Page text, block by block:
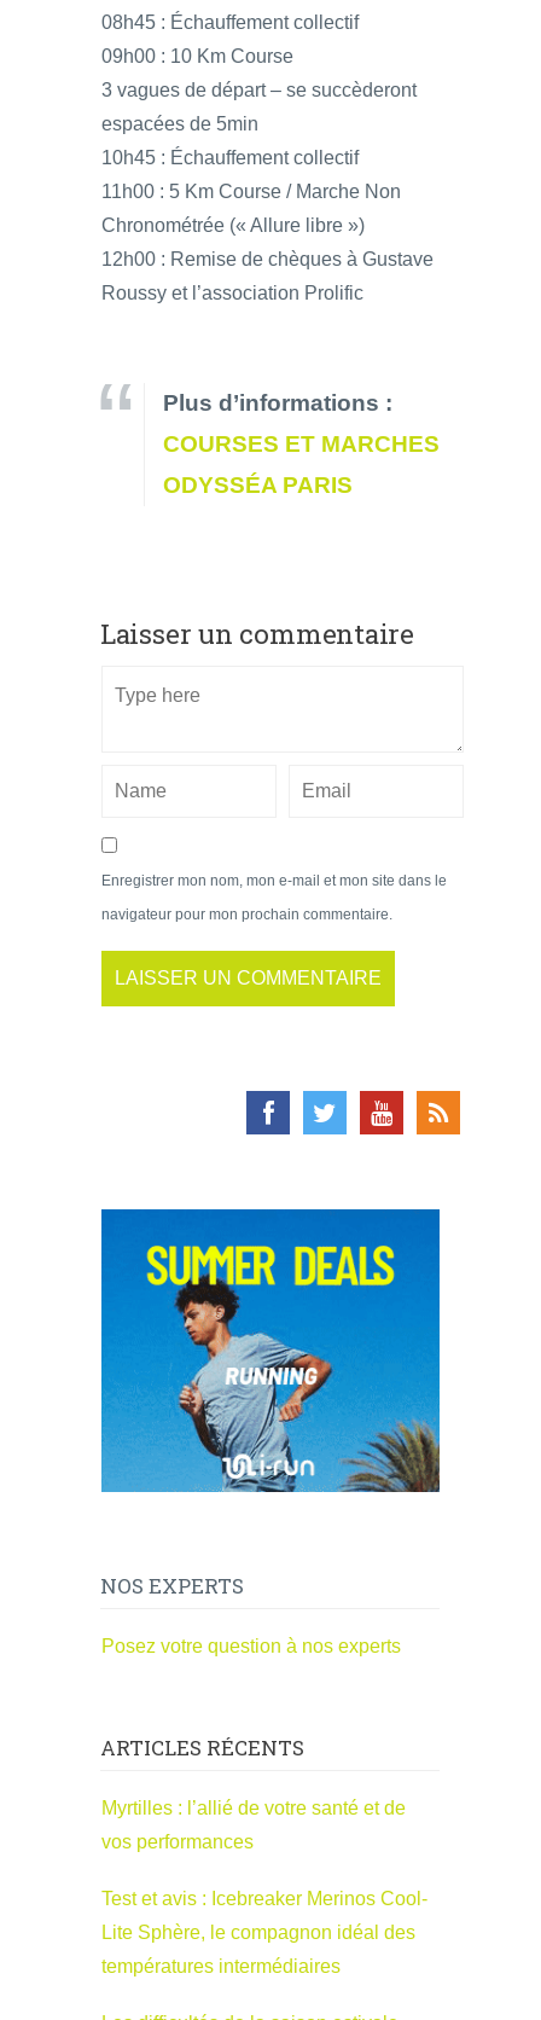
08h45 : Échauffement collectif
09h00 : 10 Km Course
3 vagues de départ – se succèderont
espacées de 5min
10h45 : Échauffement collectif
11h00 : 5 Km Course / Marche Non
Chronométrée (« Allure libre »)
12h00 : Remise de chèques à Gustave
Roussy et l’association Prolific
Plus d’informations :
COURSES ET MARCHES
ODYSSÉA PARIS
Laisser un commentaire
Enregistrer mon nom, mon e-mail et mon site dans le
navigateur pour mon prochain commentaire.
NOS EXPERTS
Posez votre question à nos experts
ARTICLES RÉCENTS
Myrtilles : l’allié de votre santé et de
vos performances
Test et avis : Icebreaker Merinos Cool-
Lite Sphère, le compagnon idéal des
températures intermédiaires